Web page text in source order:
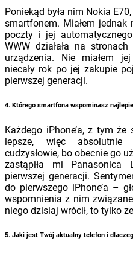
Poniekąd była nim Nokia
smartfonem. Miałem
poczty i jej
WWW działała na
urządzenia. Nie miałem
niecały rok po jej zakupie
pierwszej generacji.
4. Którego smartfona wspominasz
Każdego iPhone’a, z tym że
lepsze, więc absolutnie
cudzysłowie, bo obecnie go
zastąpiła mi Panasonica
pierwszej generacji.
do pierwszego iPhone’a –
wspomnienia z nim
niego dzisiaj wrócił, to tylko
5. Jaki jest Twój aktualny telefon i